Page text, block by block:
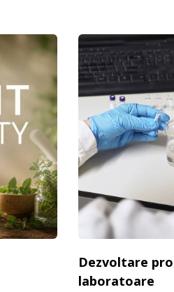
Dezvoltare
laboratoare